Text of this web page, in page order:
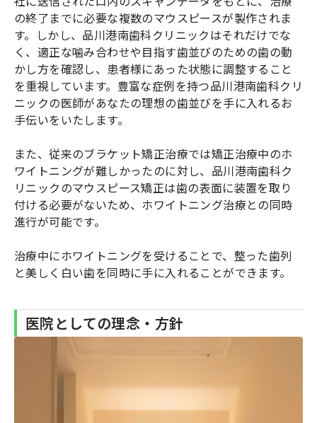
の終了までに必要な複数のマウスピースが製作されま
す。しかし、品川港南歯科クリニックはそれだけでな
く、適正な噛み合わせや目指す歯並びのための歯の動
かし方を確認し、患者様にあった状態に調整すること
を重視しています。豊富な症例を持つ品川港南歯科クリ
ニックの医師があなたの理想の歯並びを手に入れるお
手伝いをいたします。
また、従来のブラケット矯正治療では矯正治療中のホ
ワイトニングが難しかったのに対し、品川港南歯科ク
リニックのマウスピース矯正は歯の表面に装置を取り
付ける必要がないため、ホワイトニング治療との同時
進行が可能です。
治療中にホワイトニングを受けることで、整った歯列
と美しく白い歯を同時に手に入れることができます。
医院としての理念・方針